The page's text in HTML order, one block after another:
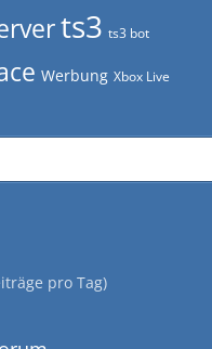
ts3 ts3 bot
Werbung Xbox Live
pro Tag)